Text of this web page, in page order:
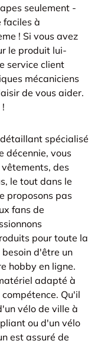
seulement -
faciles à
! Si vous avez
le produit lui-
service client
mécaniciens
de vous aider.
spécialisé
décennie, vous
des
le tout dans le
proposons pas
fans de
pour toute la
d'être un
hobby en ligne.
adapté à
Qu'il
vélo de ville à
ou d'un vélo
est assuré de